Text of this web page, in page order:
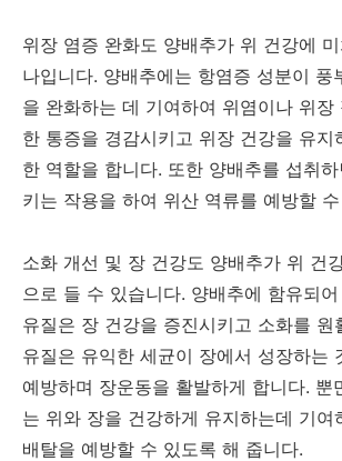
위장 염증 완화도 양배추가 위 건강에
나입니다. 양배추에는 항염증 성분이 풍
을 완화하는 데 기여하여 위염이나 위장
한 통증을 경감시키고 위장 건강을 유지
한 역할을 합니다. 또한 양배추를 섭취
키는 작용을 하여 위산 역류를 예방할
소화 개선 및 장 건강도 양배추가 위 건
으로 들 수 있습니다. 양배추에 함유되
유질은 장 건강을 증진시키고 소화를 원
유질은 유익한 세균이 장에서 성장하는
예방하며 장운동을 활발하게 합니다. 뿐
는 위와 장을 건강하게 유지하는데 기여
배탈을 예방할 수 있도록 해 줍니다.